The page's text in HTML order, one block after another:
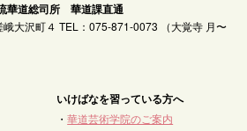
華道総司所 華道課直通
大沢町４ TEL：075-871-0073 （大覚寺 月〜
いけばなを習っている方へ
・華道芸術学院のご案内